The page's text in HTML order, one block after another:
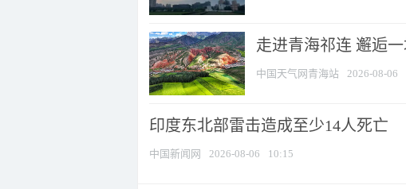
走进青海祁连 邂逅
中国天气网青海站 2026-08-06
印度东北部雷击造成至少14人死亡
中国新闻网 2026-08-06 10:15